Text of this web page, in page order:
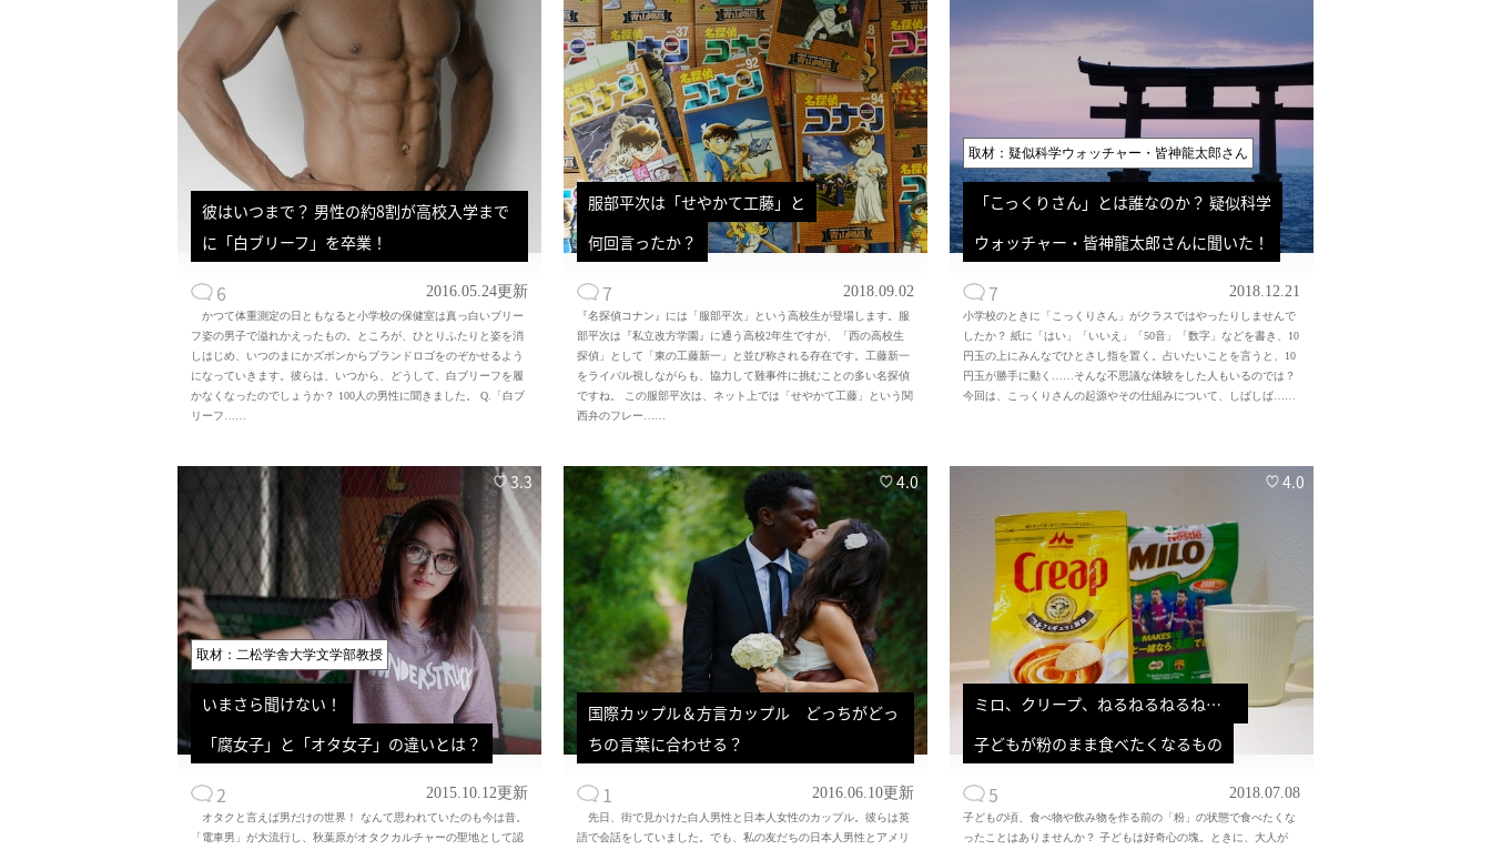
彼はいつまで？ 男性の約8割が高校入学まで
に「白ブリーフ」を卒業！
6 2016.05.24更新
かつて体重測定の日ともなると小学校の保健室は真っ白いブリー
フ姿の男子で溢れかえったもの。ところが、ひとりふたりと姿を消
しはじめ、いつのまにかズボンからブランドロゴをのぞかせるよう
になっていきます。彼らは、いつから、どうして、白ブリーフを履
かなくなったのでしょうか？ 100人の男性に聞きました。 Q.「白ブ
リーフ……
服部平次は「せやかて工藤」と
何回言ったか？
7 2018.09.02
『名探偵コナン』には「服部平次」という高校生が登場します。服
部平次は『私立改方学園』に通う高校2年生ですが、「西の高校生
探偵」として「東の工藤新一」と並び称される存在です。工藤新一
をライバル視しながらも、協力して難事件に挑むことの多い名探偵
ですね。 この服部平次は、ネット上では「せやかて工藤」という関
西弁のフレー……
取材：疑似科学ウォッチャー・皆神龍太郎さん
「こっくりさん」とは誰なのか？ 疑似科学
ウォッチャー・皆神龍太郎さんに聞いた！
7 2018.12.21
小学校のときに「こっくりさん」がクラスではやったりしませんで
したか？ 紙に「はい」「いいえ」「50音」「数字」などを書き、10
円玉の上にみんなでひとさし指を置く。占いたいことを言うと、10
円玉が勝手に動く……そんな不思議な体験をした人もいるのでは？
今回は、こっくりさんの起源やその仕組みについて、しばしば……
3.3
取材：二松学舎大学文学部教授
いまさら聞けない！
「腐女子」と「オタ女子」の違いとは？
2 2015.10.12更新
オタクと言えば男だけの世界！ なんて思われていたのも今は昔。
「電車男」が大流行し、秋葉原がオタクカルチャーの聖地として認
4.0
国際カップル＆方言カップル　どっちがどっ
ちの言葉に合わせる？
1 2016.06.10更新
先日、街で見かけた白人男性と日本人女性のカップル。彼らは英
語で会話をしていました。でも、私の友だちの日本人男性とアメリ
4.0
ミロ、クリープ、ねるねるねるね…
子どもが粉のまま食べたくなるもの
5 2018.07.08
子どもの頃、食べ物や飲み物を作る前の「粉」の状態で食べたくな
ったことはありませんか？ 子どもは好奇心の塊。ときに、大人が